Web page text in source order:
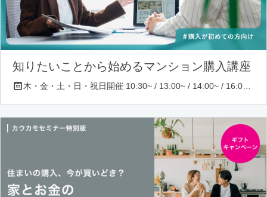
知りたいことから始めるマンション購入講座